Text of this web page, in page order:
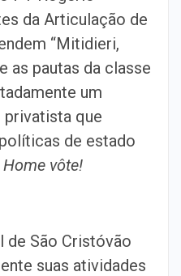
da Articulação de
“Mitidieri,
as pautas da classe
um
que
de estado
Home vôte!
de São Cristóvão
suas atividades